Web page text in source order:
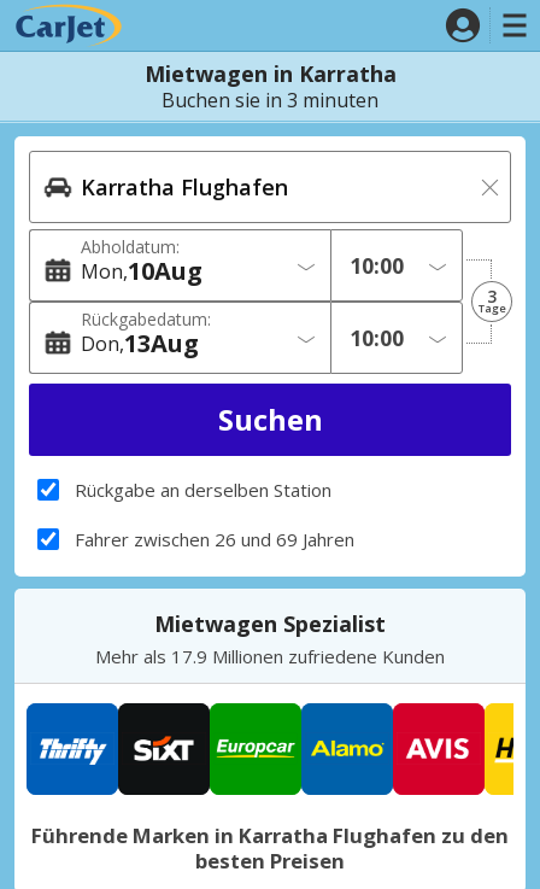
Mietwagen in Karratha
Buchen sie in 3 minuten
Abholdatum:
Mon 10Aug
Rückgabedatum:
Don 13Aug
3
Tage
Rückgabe an derselben Station
Fahrer zwischen 26 und 69 Jahren
Mietwagen Spezialist
Mehr als 17.9 Millionen zufriedene Kunden
Führende Marken in Karratha Flughafen zu den
besten Preisen